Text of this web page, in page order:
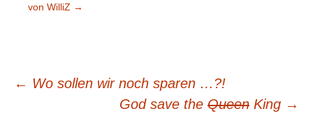
von WilliZ →
Beitragsnavigation
← Wo sollen wir noch sparen …?!
God save the Queen King →